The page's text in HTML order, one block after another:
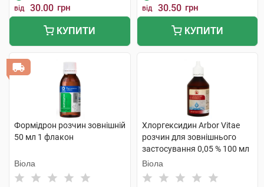
від 30.00 грн
КУПИТИ
від 30.50 грн
КУПИТИ
Формідрон розчин зовнішній
50 мл 1 флакон
Віола
Хлоргексидин Arbor Vitae
розчин для зовнішнього
застосування 0,05 % 100 мл
1 флакон
Віола